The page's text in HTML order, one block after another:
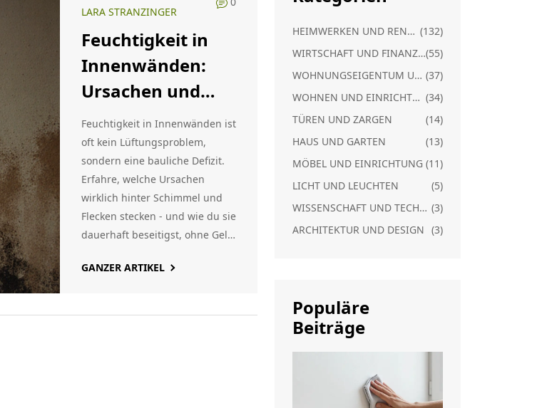
LARA STRANZINGER
Feuchtigkeit in
Innenwänden:
Ursachen und
was wirklich hilft
Feuchtigkeit in Innenwänden ist
oft kein Lüftungsproblem,
sondern eine bauliche Defizit.
Erfahre, welche Ursachen
wirklich hinter Schimmel und
Flecken stecken - und wie du sie
dauerhaft beseitigst, ohne Geld
GANZER ARTIKEL
HEIMWERKEN UND RENOVIERUNG (132)
WIRTSCHAFT UND FINANZEN(55)
WOHNUNGSEIGENTUM UND RECHT (37)
WOHNEN UND EINRICHTUNG (34)
TÜREN UND ZARGEN
(14)
HAUS UND GARTEN
(13)
MÖBEL UND EINRICHTUNG (11)
LICHT UND LEUCHTEN
(5)
WISSENSCHAFT UND TECHNIK (3)
ARCHITEKTUR UND DESIGN (3)
Populäre
Beiträge